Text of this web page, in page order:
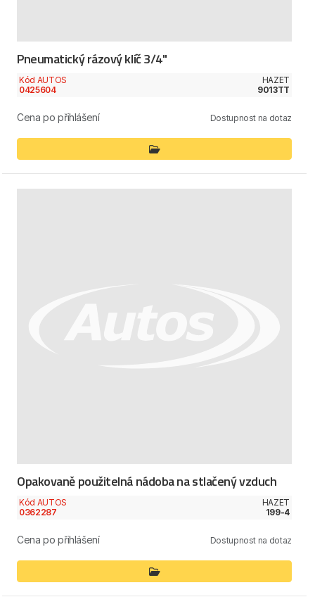
Pneumatický rázový klíč 3/4"
Kód AUTOS
0425604
HAZET
9013TT
Cena po přihlášení Dostupnost na dotaz
Opakovaně použitelná nádoba na stlačený vzduch
Kód AUTOS
0362287
HAZET
199-4
Cena po přihlášení Dostupnost na dotaz